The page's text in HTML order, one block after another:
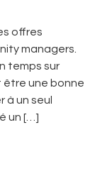
offres
managers.
temps sur
être une bonne
à un seul
un […]